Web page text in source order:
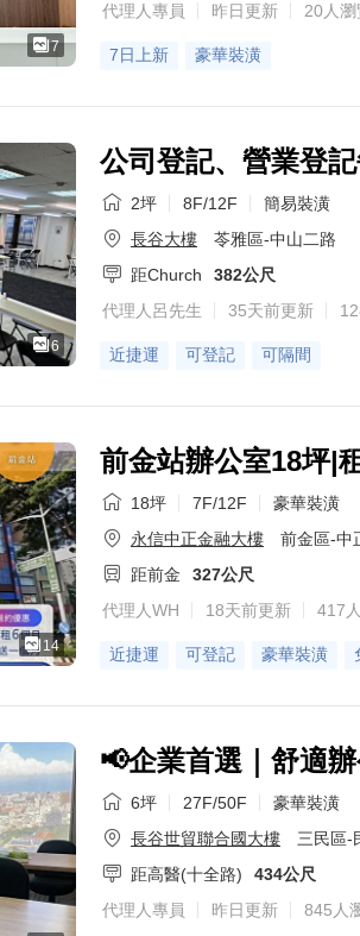
7
代理人專員
昨日更新 20人瀏
7日上新 豪華裝潢
6
公司登記、營業登
2坪 8F/12F
簡易裝潢
長谷大樓
苓雅區-中山二路
距Church
382公尺
代理人呂先生
35天前更新
近捷運 可登記 可隔間
14
前金站辦公室18坪|
18坪 7F/12F
豪華裝潢
永信中正金融大樓
前金區-中
距前金
327公尺
代理人WH
18天前更新 417
近捷運 可登記 豪華裝潢
📢企業首選｜舒適
6坪 27F/50F
豪華裝潢
長谷世貿聯合國大樓
三民區-
距高醫(十全路)
434公尺
代理人專員
昨日更新 845人